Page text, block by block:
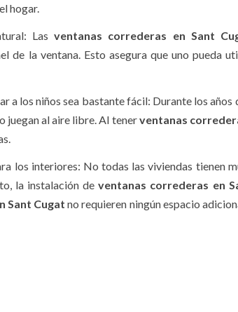
hogar.
Lasventanas correderas en Sant
la ventana. Esto asegura que uno pueda
a los niños sea bastante fácil: Durante los años
juegan al aire libre. Al tenerventanas
los interiores: No todas las viviendas tienen
la instalación deventanas correderas en
Sant Cugat no requieren ningún espacio